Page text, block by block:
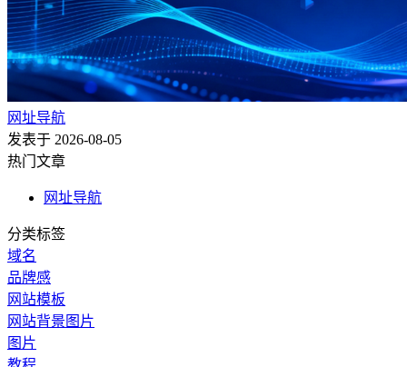
网址导航
发表于 2026-08-05
热门文章
网址导航
分类标签
域名
品牌感
网站模板
网站背景图片
图片